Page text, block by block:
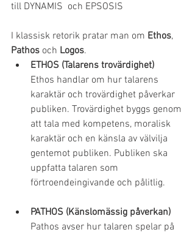
till DYNAMIS  och EPSOSIS
I klassisk retorik pratar man om Ethos,
Pathos och Logos.
ETHOS (Talarens trovärdighet)
Ethos handlar om hur talarens
karaktär och trovärdighet påverkar
publiken. Trovärdighet byggs genom
att tala med kompetens, moralisk
karaktär och en känsla av välvilja
gentemot publiken. Publiken ska
uppfatta talaren som
förtroendeingivande och pålitlig.
PATHOS (Känslomässig påverkan)
Pathos avser hur talaren spelar på